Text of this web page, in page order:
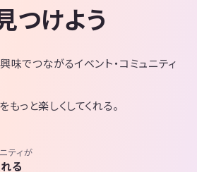
つけよう
味でつながるイベント・コミュニティ
っと楽しくしてくれる。
ティが
る